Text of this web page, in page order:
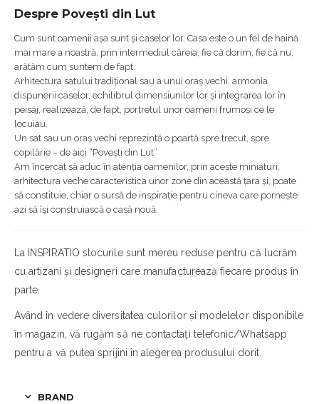
Despre Povești din Lut
Cum sunt oamenii așa sunt și caselor lor. Casa este o un fel de haină
mai mare a noastră, prin intermediul căreia, fie că dorim, fie că nu,
arătăm cum suntem de fapt.
Arhitectura satului tradițional sau a unui oraș vechi, armonia
dispunerii caselor, echilibrul dimensiunilor lor și integrarea lor în
peisaj, realizează, de fapt, portretul unor oameni frumoși ce le
locuiau.
Un sat sau un oraș vechi reprezintă o poartă spre trecut, spre
copilărie – de aici “Povești din Lut”
Am încercat să aduc în atenția oamenilor, prin aceste miniaturi,
arhitectura veche caracteristica unor zone din această țara și, poate
să constituie, chiar o sursă de inspirație pentru cineva care pornește
azi să își construiască o casă nouă.
La INSPIRATIO stocurile sunt mereu reduse pentru că lucrăm
cu artizani și designeri care manufacturează fiecare produs în
parte.
Având în vedere diversitatea culorilor și modelelor disponibile
în magazin, vă rugăm să ne contactați telefonic/Whatsapp
pentru a vă putea sprijini în alegerea produsului dorit.
BRAND